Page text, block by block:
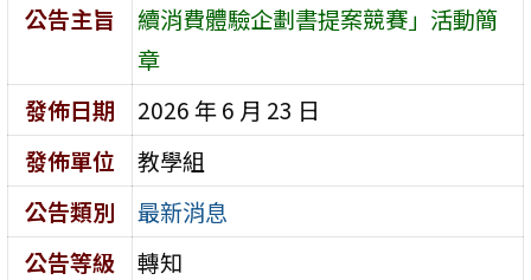
公告主旨
續消費體驗企劃書提案競賽」活動簡
章
發佈日期
2026 年 6 月 23 日
發佈單位
教學組
公告類別
最新消息
公告等級
轉知